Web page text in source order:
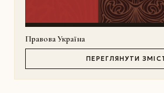
Правова Україна
ПЕРЕГЛЯНУТИ